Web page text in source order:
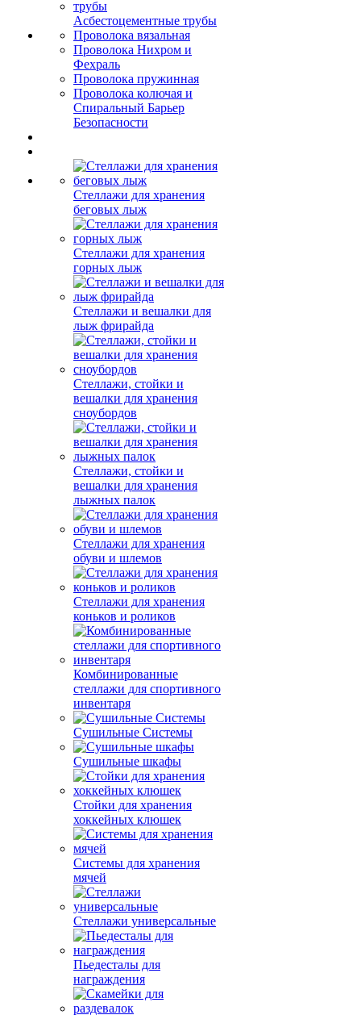
Асбестоцементные трубы
Проволока вязальная
Проволока Нихром и
Фехраль
Проволока пружинная
Проволока колючая и
Спиральный Барьер
Безопасности
Стеллажи для хранения
беговых лыж
Стеллажи для хранения
горных лыж
Стеллажи и вешалки для
лыж фрирайда
Стеллажи, стойки и
вешалки для хранения
сноубордов
Стеллажи, стойки и
вешалки для хранения
лыжных палок
Стеллажи для хранения
обуви и шлемов
Стеллажи для хранения
коньков и роликов
Комбинированные
стеллажи для спортивного
инвентаря
Сушильные Системы
Сушильные шкафы
Стойки для хранения
хоккейных клюшек
Системы для хранения
мячей
Стеллажи универсальные
Пьедесталы для
награждения